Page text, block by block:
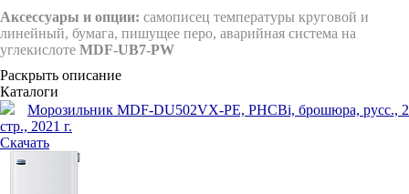
Аксессуары и опции: самописец температуры круговой и
линейный, бумага, пишущее перо, аварийная система на
углекислоте MDF-UB7-PW
Раскрыть описание
Каталоги
Морозильник MDF-DU502VX-PE, PHCBi, брошюра, русс., 2
стр., 2021 г.
Скачать